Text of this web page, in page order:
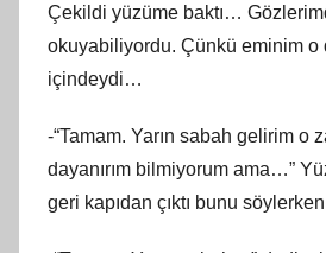
Çekildi yüzüme baktı…
okuyabiliyordu. Çünkü eminim o
içindeydi…
-“Tamam. Yarın sabah gelirim o
dayanırım bilmiyorum ama…”
geri kapıdan çıktı bunu